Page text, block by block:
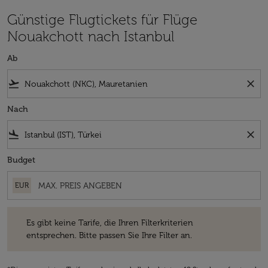
Günstige Flugtickets für Flüge
Nouakchott nach Istanbul
Ab
flight_takeoff close
Nach
flight_land close
Budget
EUR
Es gibt keine Tarife, die Ihren Filterkriterien
entsprechen. Bitte passen Sie Ihre Filter an.